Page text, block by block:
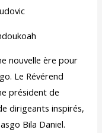
nouvelle ère pour
Le Révérend
président de
dirigeants inspirés,
Bila Daniel.